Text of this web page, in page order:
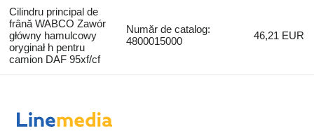
Cilindru principal de
frână WABCO Zawór
główny hamulcowy
oryginał h pentru
camion DAF 95xf/cf
Număr de catalog:
4800015000
46,21 EUR